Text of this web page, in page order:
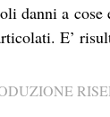
danni a cose
E’